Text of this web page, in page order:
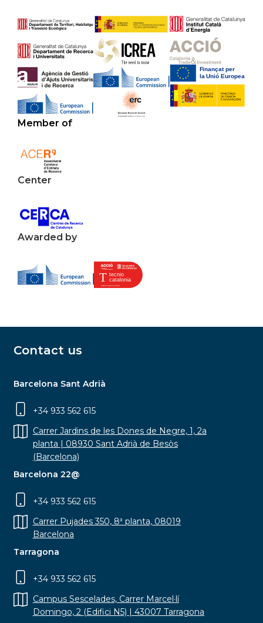
Member of
Center
Awarded by
Contact us
Barcelona Sant Adrià
+34 933 562 615
Carrer Jardins de les Dones de Negre, 1, 2a
planta | 08930 Sant Adrià de Besòs
(Barcelona)
Barcelona 22@
+34 933 562 615
Carrer Pujades 350, 8ª planta, 08019
Barcelona
Tarragona
+34 933 562 615
Campus Sescelades, Carrer Marcel·lí
Domingo, 2 (Edifici N5) | 43007 Tarragona